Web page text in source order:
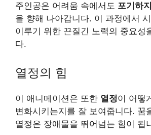
주인공은 어려움 속에서도 포기하
을 향해 나아갑니다. 이 과정에서
이루기 위한 끈질긴 노력의 중요성
다.
열정의 힘
이 애니메이션은 또한 열정이 어떻
변화시키는지를 잘 보여줍니다. 꿈
열정은 장애물을 뛰어넘는 힘이 됩